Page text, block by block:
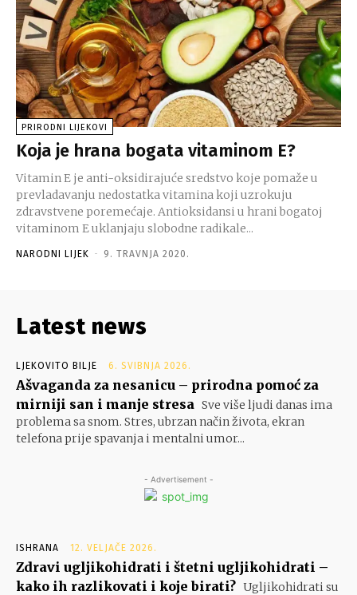
PRIRODNI LIJEKOVI
Koja je hrana bogata vitaminom E?
Vitamin E je anti-oksidirajuće sredstvo koje pomaže u
prevladavanju nedostatka vitamina koji uzrokuju
zdravstvene poremećaje. Antioksidansi u hrani bogatoj
vitaminom E uklanjaju slobodne radikale...
NARODNI LIJEK - 9. TRAVNJA 2020.
Latest news
LJEKOVITO BILJE 6. SVIBNJA 2026.
Ašvaganda za nesanicu – prirodna pomoć za
mirniji san i manje stresa Sve više ljudi danas ima
problema sa snom. Stres, ubrzan način života, ekran
telefona prije spavanja i mentalni umor...
- Advertisement -
ISHRANA 12. VELJAČE 2026.
Zdravi ugljikohidrati i štetni ugljikohidrati –
kako ih razlikovati i koje birati? Ugljikohidrati su